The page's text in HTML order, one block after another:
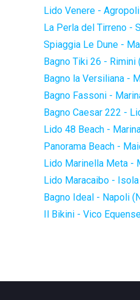
Lido Venere -
La Perla del Tirreno -
Spiaggia Le Dune -
Bagno Tiki 26 - Rimini
Bagno la Versiliana -
Bagno Fassoni -
Bagno Caesar 222 -
Lido 48 Beach -
Panorama Beach -
Lido Marinella Meta -
Lido Maracaibo -
Bagno Ideal - Napoli
Il Bikini - Vico